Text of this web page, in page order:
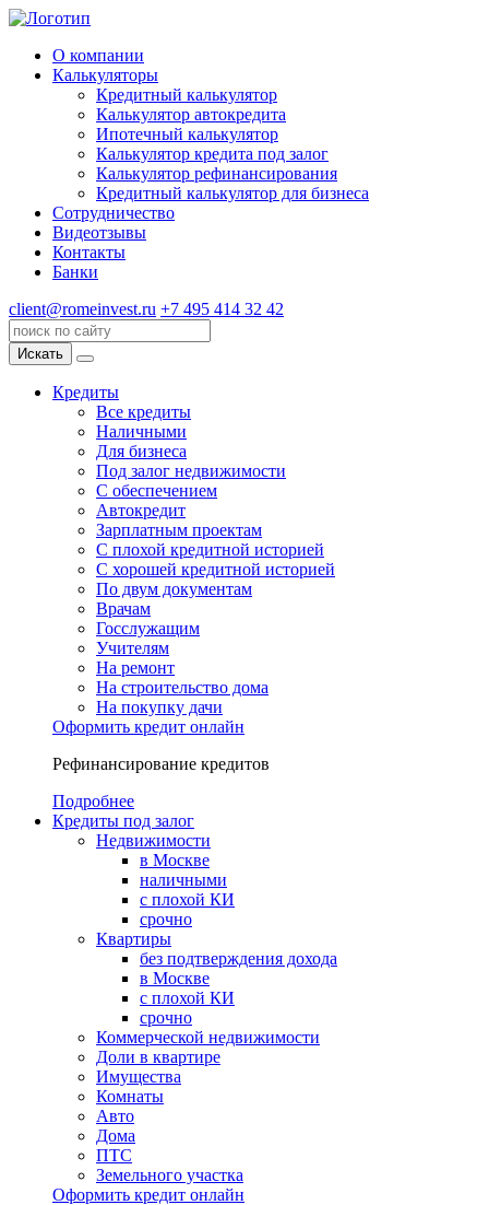
О компании
Калькуляторы
Кредитный калькулятор
Калькулятор автокредита
Ипотечный калькулятор
Калькулятор кредита под залог
Калькулятор рефинансирования
Кредитный калькулятор для бизнеса
Сотрудничество
Видеотзывы
Контакты
Банки
client@romeinvest.ru +7 495 414 32 42
Искать
Кредиты
Все кредиты
Наличными
Для бизнеса
Под залог недвижимости
С обеспечением
Автокредит
Зарплатным проектам
С плохой кредитной историей
С хорошей кредитной историей
По двум документам
Врачам
Госслужащим
Учителям
На ремонт
На строительство дома
На покупку дачи
Оформить кредит онлайн
Рефинансирование кредитов
Подробнее
Кредиты под залог
Недвижимости
в Москве
наличными
с плохой КИ
срочно
Квартиры
без подтверждения дохода
в Москве
с плохой КИ
срочно
Коммерческой недвижимости
Доли в квартире
Имущества
Комнаты
Авто
Дома
ПТС
Земельного участка
Оформить кредит онлайн